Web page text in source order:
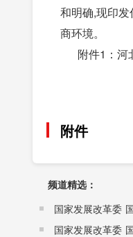
和明确,现印
商环境。
附件1：河
附件
频道精选：